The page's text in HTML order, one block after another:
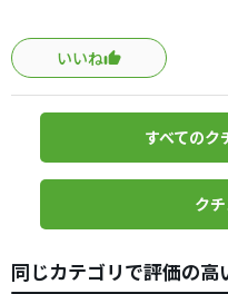
TSRより上下の打ち分けが
TSRよりつかまる
TSRより打感が高い音
大きな変化は感じません
いいね
すべてのク
ク
同じカテゴリで評価の高